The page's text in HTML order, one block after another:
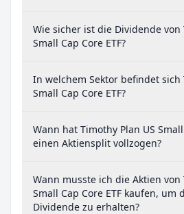
Wie sicher ist die Dividende von
Small Cap Core ETF?
In welchem Sektor befindet sich
Small Cap Core ETF?
Wann hat Timothy Plan US Small
einen Aktiensplit vollzogen?
Wann musste ich die Aktien von
Small Cap Core ETF kaufen, um
Dividende zu erhalten?